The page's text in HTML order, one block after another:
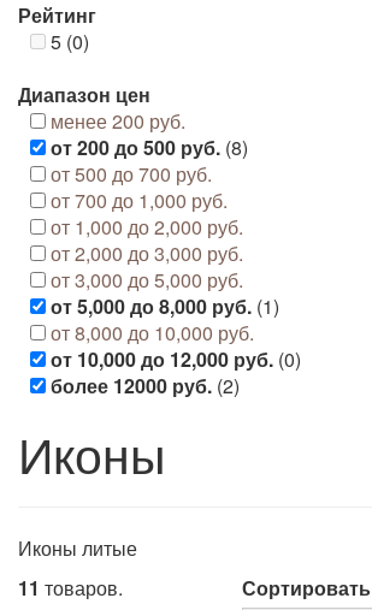
Рейтинг
5 (0)
Диапазон цен
менее 200 руб.
от 200 до 500 руб. (8)
от 500 до 700 руб.
от 700 до 1,000 руб.
от 1,000 до 2,000 руб.
от 2,000 до 3,000 руб.
от 3,000 до 5,000 руб.
от 5,000 до 8,000 руб. (1)
от 8,000 до 10,000 руб.
от 10,000 до 12,000 руб. (0)
более 12000 руб. (2)
Иконы
Иконы литые
11 товаров. Сортировать